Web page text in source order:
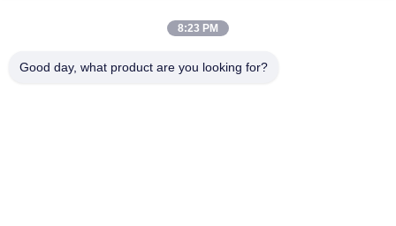
8:23 PM
Good day, what product are you looking for?